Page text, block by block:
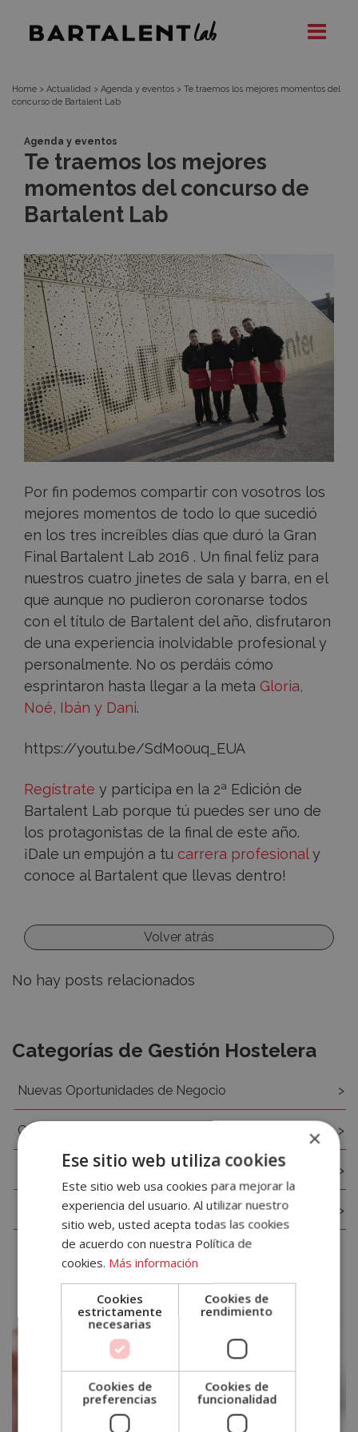
Te
los
mejores
momentos
del
concurso
de
Bartalent
Lab
Bartalent
Tu
Cuenta
Email
¿Has olvidado tu contraseña?
Home > Actualidad > Agenda y eventos > Te traemos los mejores momentos del
concurso de Bartalent Lab
Agenda y eventos
Te traemos los mejores
momentos del concurso de
Bartalent Lab
Por fin podemos compartir con vosotros los
mejores momentos de todo lo que sucedió
en los tres increíbles días que duró la Gran
Final Bartalent Lab 2016 . Un final feliz para
nuestros cuatro jinetes de sala y barra, en el
que aunque no pudieron coronarse todos
con el título de Bartalent del año, disfrutaron
de una experiencia inolvidable profesional y
personalmente. No os perdáis cómo
esprintaron hasta llegar a la meta Gloria,
Noé, Ibán y Dani.
https://youtu.be/SdMo0uq_EUA
Regístrate y participa en la 2ª Edición de
Bartalent Lab porque tú puedes ser uno de
los protagonistas de la final de este año.
¡Dale un empujón a tu carrera profesionaly
conoce al Bartalent que llevas dentro!
Volver atrás
No hay posts relacionados
Recursos
Categorías de Gestión Hostelera
Nuevas Oportunidades de Negocio
Gestión de Bares y Restaurantes
Hostelería Sostenible
Recursos Humanos Hostelería
×
Ese sitio web utiliza cookies
Este sitio web usa cookies para mejorar la
experiencia del usuario. Al utilizar nuestro
sitio web, usted acepta todas las cookies
de acuerdo con nuestra Política de
cookies. Más información
Cookies
estrictamente
necesarias
Cookies de
rendimiento
Cookies de
preferencias
Cookies de
funcionalidad